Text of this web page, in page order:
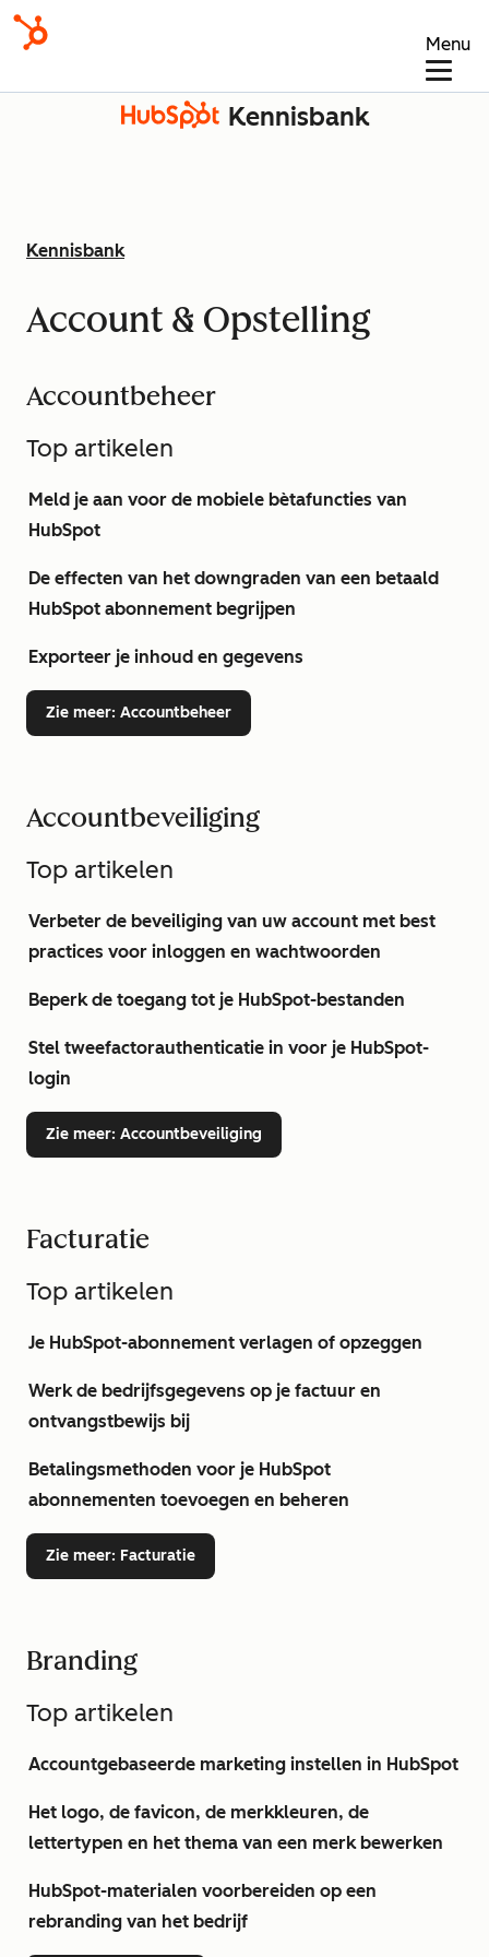
Menu
Kennisbank
Kennisbank
Account & Opstelling
Accountbeheer
Top artikelen
Meld je aan voor de mobiele bètafuncties van
HubSpot
De effecten van het downgraden van een betaald
HubSpot abonnement begrijpen
Exporteer je inhoud en gegevens
Zie meer: Accountbeheer
Accountbeveiliging
Top artikelen
Verbeter de beveiliging van uw account met best
practices voor inloggen en wachtwoorden
Beperk de toegang tot je HubSpot-bestanden
Stel tweefactorauthenticatie in voor je HubSpot-
login
Zie meer: Accountbeveiliging
Facturatie
Top artikelen
Je HubSpot-abonnement verlagen of opzeggen
Werk de bedrijfsgegevens op je factuur en
ontvangstbewijs bij
Betalingsmethoden voor je HubSpot
abonnementen toevoegen en beheren
Zie meer: Facturatie
Branding
Top artikelen
Accountgebaseerde marketing instellen in HubSpot
Het logo, de favicon, de merkkleuren, de
lettertypen en het thema van een merk bewerken
HubSpot-materialen voorbereiden op een
rebranding van het bedrijf